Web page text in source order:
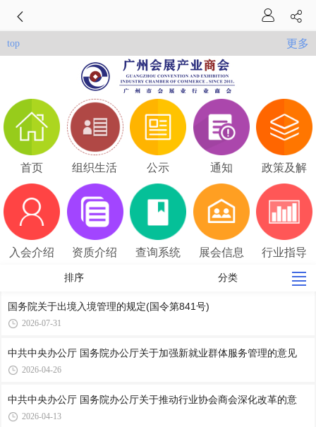
top 更多
首页 组织生活 公示 通知
政策及解
读
入会介绍 资质介绍 查询系统 展会信息
行业指导
排序 分类
国务院关于出境入境管理的规定(国令第841号)
2026-07-31
中共中央办公厅 国务院办公厅关于加强新就业群体服务管理的意见
2026-04-26
中共中央办公厅 国务院办公厅关于推动行业协会商会深化改革的意
2026-04-13